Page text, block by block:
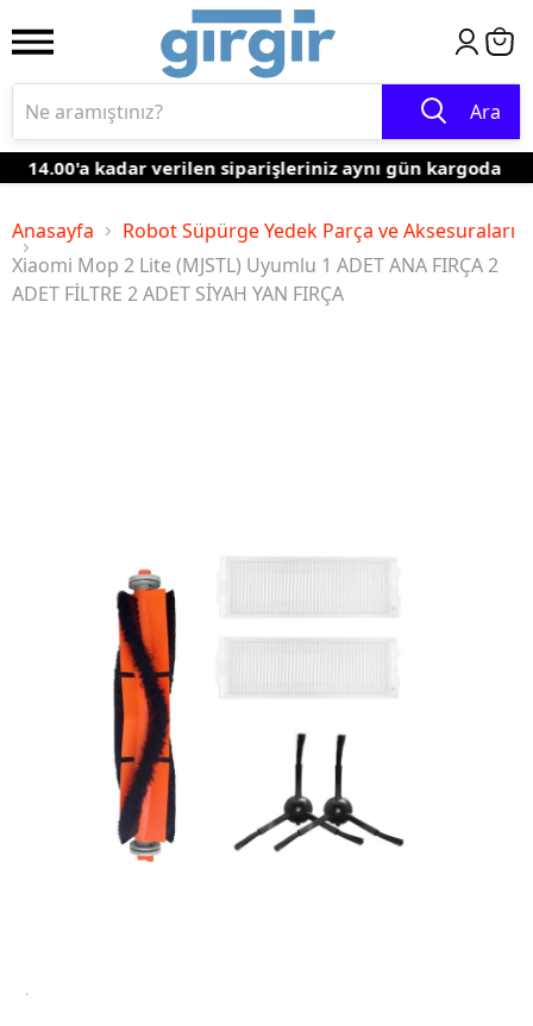
Ara
14.00'a kadar verilen siparişleriniz aynı gün kargoda
Anasayfa
Robot Süpürge Yedek Parça ve Aksesuraları
Xiaomi Mop 2 Lite (MJSTL) Uyumlu 1 ADET ANA FIRÇA 2
ADET FİLTRE 2 ADET SİYAH YAN FIRÇA